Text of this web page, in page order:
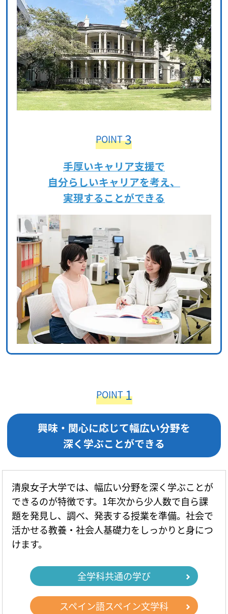
POINT3
手厚いキャリア支援で
自分らしいキャリアを考え、
実現することができる
POINT1
興味・関心に応じて幅広い分野を
深く学ぶことができる
清泉女子大学では、幅広い分野を深く学ぶことが
できるのが特徴です。1年次から少人数で自ら課
題を発見し、調べ、発表する授業を準備。社会で
活かせる教養・社会人基礎力をしっかりと身につ
けます。
全学科共通の学び
スペイン語スペイン文学科